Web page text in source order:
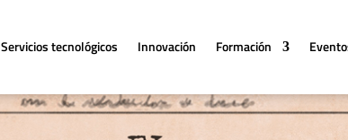
Servicios tecnológicos Innovación Formación